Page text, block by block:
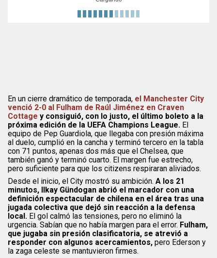
En un cierre dramático de temporada, el Manchester City
venció 2-0 al Fulham de Raúl Jiménez en Craven
Cottage y consiguió, con lo justo, el último boleto a la
próxima edición de la UEFA Champions League. El
equipo de Pep Guardiola, que llegaba con presión máxima
al duelo, cumplió en la cancha y terminó tercero en la tabla
con 71 puntos, apenas dos más que el Chelsea, que
también ganó y terminó cuarto. El margen fue estrecho,
pero suficiente para que los citizens respiraran aliviados.
Desde el inicio, el City mostró su ambición. A los 21
minutos, Ilkay Gündogan abrió el marcador con una
definición espectacular de chilena en el área tras una
jugada colectiva que dejó sin reacción a la defensa
local. El gol calmó las tensiones, pero no eliminó la
urgencia. Sabían que no había margen para el error. Fulham,
que jugaba sin presión clasificatoria, se atrevió a
responder con algunos acercamientos, pero Ederson y
la zaga celeste se mantuvieron firmes.